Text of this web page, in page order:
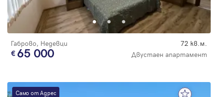
Габрово, Недевци 72 кв.м.
65 000 Двустаен апартамент
Само от Адрес
Парола